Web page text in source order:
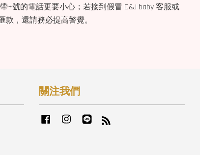
+號的電話更要小心；若接到假冒 D&J baby 客服或
，還請務必提高警覺。
關注我們
Facebook InstagramLine